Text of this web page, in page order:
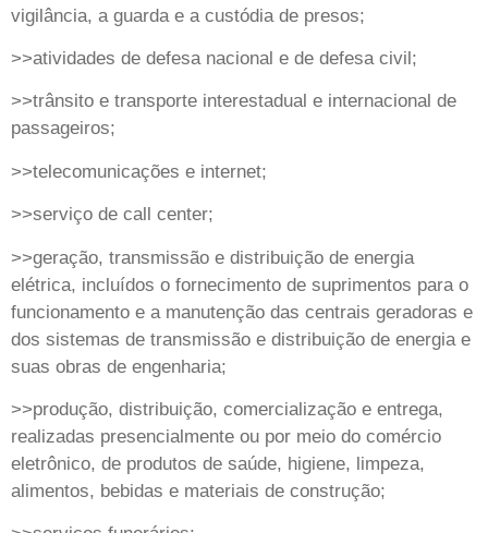
vigilância, a guarda e a custódia de presos;
>>atividades de defesa nacional e de defesa civil;
>>trânsito e transporte interestadual e internacional de
passageiros;
>>telecomunicações e internet;
>>serviço de call center;
>>geração, transmissão e distribuição de energia
elétrica, incluídos o fornecimento de suprimentos para o
funcionamento e a manutenção das centrais geradoras e
dos sistemas de transmissão e distribuição de energia e
suas obras de engenharia;
>>produção, distribuição, comercialização e entrega,
realizadas presencialmente ou por meio do comércio
eletrônico, de produtos de saúde, higiene, limpeza,
alimentos, bebidas e materiais de construção;